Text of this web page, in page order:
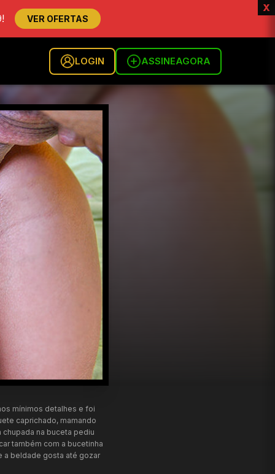
VER OFERTAS
x
LOGIN ASSINEAGORA
mínimos detalhes e foi
caprichado, mamando
na buceta pediu
também com a bucetinha
a beldade gosta até gozar